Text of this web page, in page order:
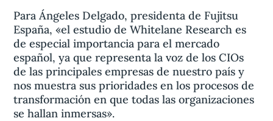
Para Ángeles Delgado, presidenta de Fujitsu
España, «el estudio de Whitelane Research es
de especial importancia para el mercado
español, ya que representa la voz de los CIOs
de las principales empresas de nuestro país y
nos muestra sus prioridades en los procesos de
transformación en que todas las organizaciones
se hallan inmersas».